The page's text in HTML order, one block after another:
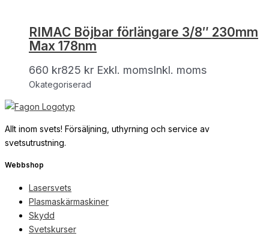
RIMAC Böjbar förlängare 3/8″ 230mm
Max 178nm
660 kr825 kr Exkl. momsInkl. moms
Okategoriserad
Allt inom svets! Försäljning, uthyrning och service av
svetsutrustning.
Webbshop
Lasersvets
Plasmaskärmaskiner
Skydd
Svetskurser